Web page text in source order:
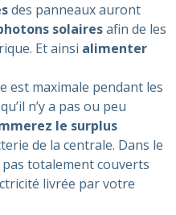
des panneaux auront
solairesafin de les
Et ainsi alimenter
est maximale pendant les
n’y a pas ou peu
le surplus
de la centrale. Dans le
totalement couverts
livrée par votre